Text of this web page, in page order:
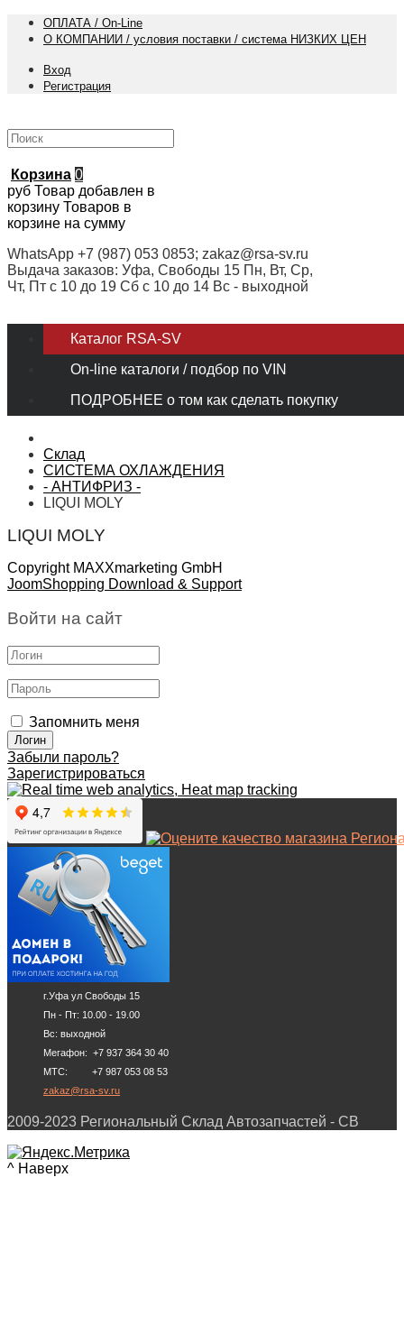
ОПЛАТА / On-Line
О КОМПАНИИ / условия поставки / система НИЗКИХ ЦЕН
Вход
Регистрация
Корзина 0
руб Товар добавлен в
корзину Товаров в
корзине на сумму
WhatsApp +7 (987) 053 0853; zakaz@rsa-sv.ru
Выдача заказов: Уфа, Свободы 15 Пн, Вт, Ср,
Чт, Пт с 10 до 19 Сб с 10 до 14 Вс - выходной
Каталог RSA-SV
On-line каталоги / подбор по VIN
ПОДРОБНЕЕ о том как сделать покупку
Склад
СИСТЕМА ОХЛАЖДЕНИЯ
- АНТИФРИЗ -
LIQUI MOLY
LIQUI MOLY
Copyright MAXXmarketing GmbH
JoomShopping Download & Support
Войти на сайт
Запомнить меня
Забыли пароль?
Зарегистрироваться
г.Уфа ул Свободы 15
Пн - Пт: 10.00 - 19.00
Вс: выходной
Мегафон: +7 937 364 30 40
МТС: +7 987 053 08 53
zakaz@rsa-sv.ru
2009-2023 Региональный Склад Автозапчастей - СВ
^ Наверх